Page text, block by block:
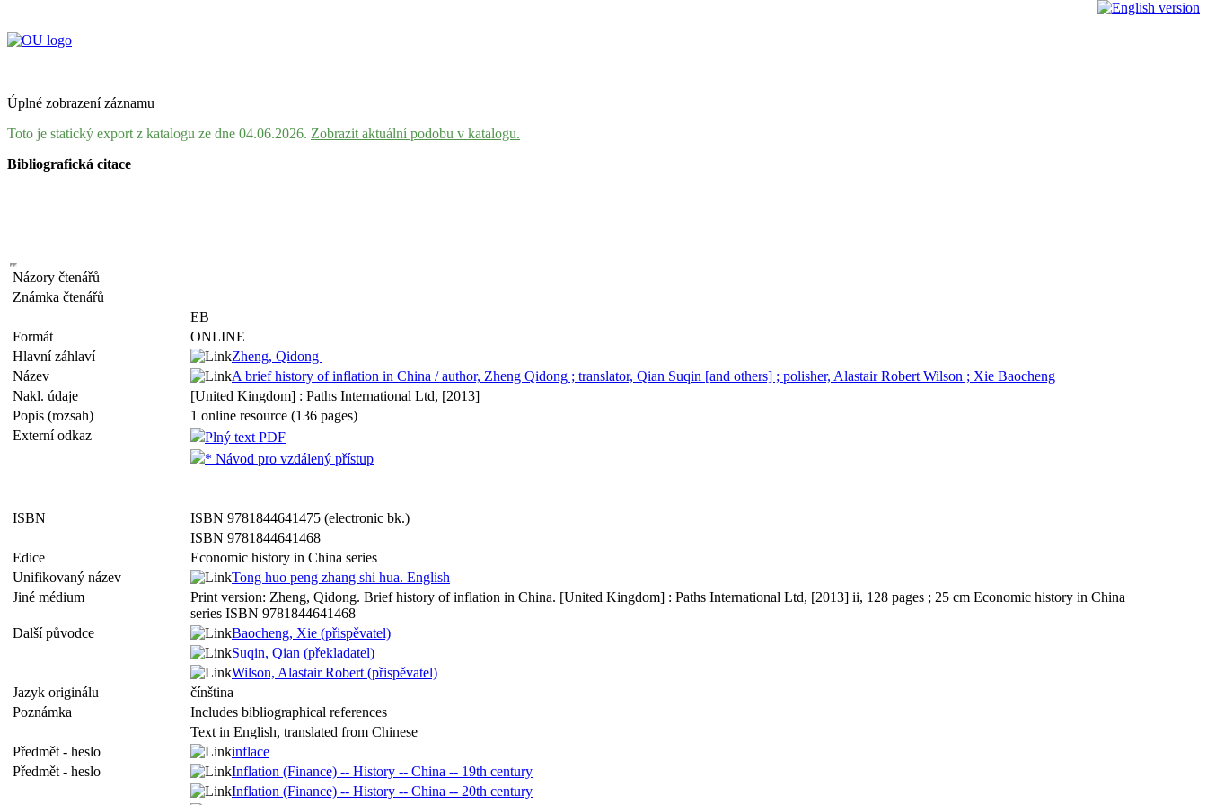
Úplné zobrazení záznamu
Toto je statický export z katalogu ze dne 04.06.2026. Zobrazit aktuální podobu v katalogu.
Bibliografická citace
Názory čtenářů
Známka čtenářů
EB
Formát
ONLINE
Hlavní záhlaví
Zheng, Qidong
Název
A brief history of inflation in China / author, Zheng Qidong ; translator, Qian Suqin [and others] ; polisher, Alastair Robert Wilson ; Xie Baocheng
Nakl. údaje
[United Kingdom] : Paths International Ltd, [2013]
Popis (rozsah)
1 online resource (136 pages)
Externí odkaz
Plný text PDF
* Návod pro vzdálený přístup
ISBN
ISBN 9781844641475 (electronic bk.)
ISBN 9781844641468
Edice
Economic history in China series
Unifikovaný název
Tong huo peng zhang shi hua. English
Jiné médium
Print version: Zheng, Qidong. Brief history of inflation in China. [United Kingdom] : Paths International Ltd, [2013] ii, 128 pages ; 25 cm Economic history in China
series ISBN 9781844641468
Další původce
Baocheng, Xie (přispěvatel)
Suqin, Qian (překladatel)
Wilson, Alastair Robert (přispěvatel)
Jazyk originálu
čínština
Poznámka
Includes bibliographical references
Text in English, translated from Chinese
Předmět - heslo
inflace
Předmět - heslo
Inflation (Finance) -- History -- China -- 19th century
Inflation (Finance) -- History -- China -- 20th century